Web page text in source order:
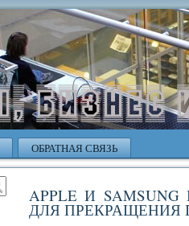
ОБРАТНАЯ СВЯЗЬ
APPLE И
ДЛЯ